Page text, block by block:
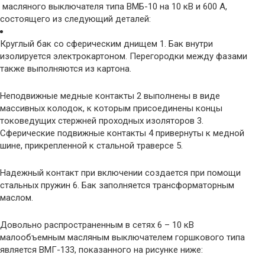
масляного выключателя типа ВМБ-10 на 10 кВ и 600 А,
состоящего из следующий деталей:
Круглый бак со сферическим днищем 1. Бак внутри
изолируется электрокартоном. Перегородки между фазами
также выполняются из картона.
Неподвижные медные контакты 2 выполнены в виде
массивных колодок, к которым присоединены концы
токоведущих стержней проходных изоляторов 3.
Сферические подвижные контакты 4 привернуты к медной
шине, прикрепленной к стальной траверсе 5.
Надежный контакт при включении создается при помощи
стальных пружин 6. Бак заполняется трансформаторным
маслом.
Довольно распространенным в сетях 6 – 10 кВ
малообъемным масляным выключателем горшкового типа
является ВМГ-133, показанного на рисунке ниже: